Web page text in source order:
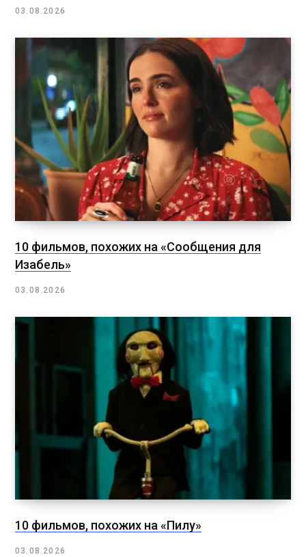
03.08.2026
10 фильмов, похожих на «Сообщения для
Изабель»
03.08.2026
10 фильмов, похожих на «Пилу»
03.08.2026